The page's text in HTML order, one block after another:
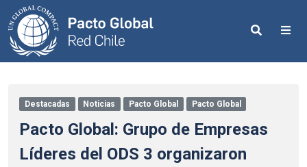
Search
Destacadas Noticias Pacto Global Pacto Global
Pacto Global: Grupo de Empresas
Líderes del ODS 3 organizaron